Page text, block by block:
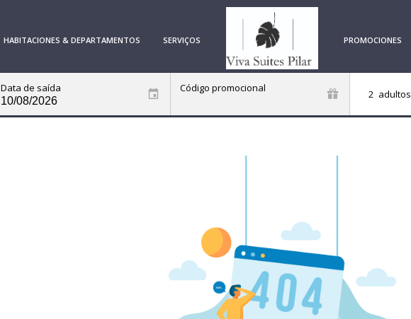
HABITACIONES & DEPARTAMENTOS SERVIÇOS PROMOCIONES
Data de saída Código promocional 2 adultos